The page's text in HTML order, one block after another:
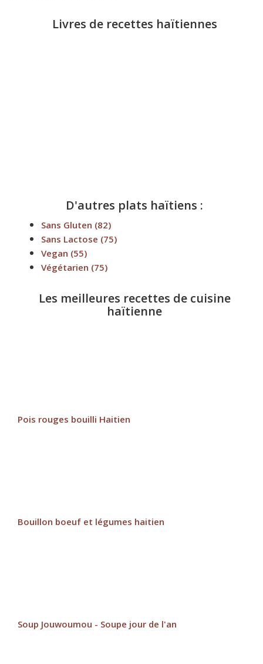
Livres de recettes haïtiennes
D'autres plats haïtiens :
Sans Gluten (82)
Sans Lactose (75)
Vegan (55)
Végétarien (75)
Les meilleures recettes de cuisine
haïtienne
Pois rouges bouilli Haitien
Bouillon boeuf et légumes haitien
Soup Jouwoumou - Soupe jour de l'an